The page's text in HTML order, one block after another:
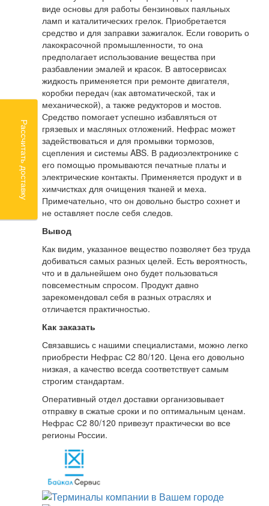
виде основы для работы бензиновых паяльных
ламп и каталитических грелок. Приобретается
средство и для заправки зажигалок. Если говорить о
лакокрасочной промышленности, то она
предполагает использование вещества при
разбавлении эмалей и красок. В автосервисах
жидкость применяется при ремонте двигателя,
коробки передач (как автоматической, так и
механической), а также редукторов и мостов.
Средство помогает успешно избавляться от
грязевых и масляных отложений. Нефрас может
задействоваться и для промывки тормозов,
сцепления и системы ABS. В радиоэлектронике с
его помощью промываются печатные платы и
электрические контакты. Применяется продукт и в
химчистках для очищения тканей и меха.
Примечательно, что он довольно быстро сохнет и
не оставляет после себя следов.
Вывод
Как видим, указанное вещество позволяет без труда
добиваться самых разных целей. Есть вероятность,
что и в дальнейшем оно будет пользоваться
повсеместным спросом. Продукт давно
зарекомендовал себя в разных отраслях и
отличается практичностью.
Как заказать
Связавшись с нашими специалистами, можно легко
приобрести Нефрас С2 80/120. Цена его довольно
низкая, а качество всегда соответствует самым
строгим стандартам.
Оперативный отдел доставки организовывает
отправку в сжатые сроки и по оптимальным ценам.
Нефрас С2 80/120 привезут практически во все
регионы России.
Рассчитать доставку